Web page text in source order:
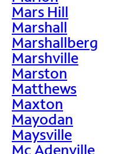
Mars Hill
Marshall
Marshallberg
Marshville
Marston
Matthews
Maxton
Mayodan
Maysville
Mc Adenville